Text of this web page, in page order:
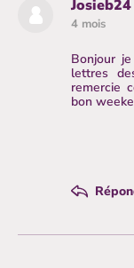
Josieb24
4 mois
Bonjour
lettres
remercie
bon